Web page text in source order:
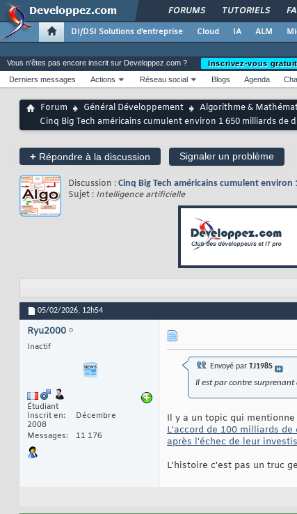
FORUMS TUTORIELS
DI/DSI Solutions d'entreprise Cloud IA ALM
Vous n'êtes pas encore inscrit sur Developpez.com ?
Inscrivez-vous
Derniers messages
Actions Réseau social Blogs Agenda
Forum Général Développement Algorithme &
Cinq Big Tech américains cumulent environ 1 650 milliards de
+ Répondre à la discussion Signaler un problème
Discussion : Cinq Big Tech américains cumulent
Sujet : Intelligence artificielle
05/02/2026, 12h54
Ryu2000
Inactif
Étudiant
Inscrit en
Décembre
2008
Messages
11 176
Envoyé par TJ1985
Il est par contre surprenant
Il y a un topic qui
L'accord de 100 milliards
après l'échec de leur
L'histoire c'est pas un truc